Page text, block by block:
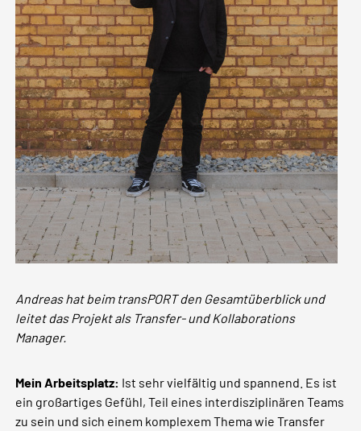
Andreas hat beim transPORT den Gesamtüberblick und
leitet das Projekt als Transfer- und Kollaborations
Manager.
Mein Arbeitsplatz: Ist sehr vielfältig und spannend. Es ist
ein großartiges Gefühl, Teil eines interdisziplinären Teams
zu sein und sich einem komplexem Thema wie Transfer